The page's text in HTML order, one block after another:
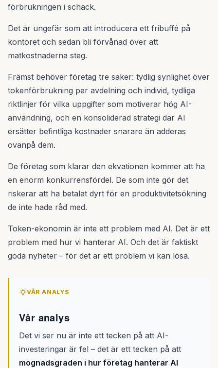
förbrukningen i schack.
Det är ungefär som att introducera ett fribuffé på
kontoret och sedan bli förvånad över att
matkostnaderna steg.
Främst behöver företag tre saker: tydlig synlighet över
tokenförbrukning per avdelning och individ, tydliga
riktlinjer för vilka uppgifter som motiverar hög AI-
användning, och en konsoliderad strategi där AI
ersätter befintliga kostnader snarare än adderas
ovanpå dem.
De företag som klarar den ekvationen kommer att ha
en enorm konkurrensfördel. De som inte gör det
riskerar att ha betalat dyrt för en produktivitetsökning
de inte hade råd med.
Token-ekonomin är inte ett problem med AI. Det är ett
problem med hur vi hanterar AI. Och det är faktiskt
goda nyheter – för det är ett problem vi kan lösa.
VÅR ANALYS
Vår analys
Det vi ser nu är inte ett tecken på att AI-
investeringar är fel – det är ett tecken på att
mognadsgraden i hur företag hanterar AI